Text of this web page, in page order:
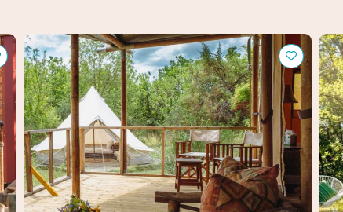
Le Camp, Éco-domaine de charme